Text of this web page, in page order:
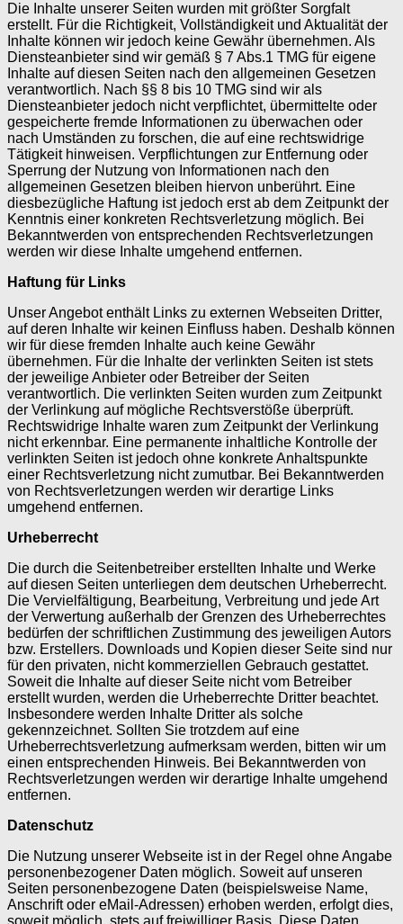
Die Inhalte unserer Seiten wurden mit größter Sorgfalt
erstellt. Für die Richtigkeit, Vollständigkeit und Aktualität der
Inhalte können wir jedoch keine Gewähr übernehmen. Als
Diensteanbieter sind wir gemäß § 7 Abs.1 TMG für eigene
Inhalte auf diesen Seiten nach den allgemeinen Gesetzen
verantwortlich. Nach §§ 8 bis 10 TMG sind wir als
Diensteanbieter jedoch nicht verpflichtet, übermittelte oder
gespeicherte fremde Informationen zu überwachen oder
nach Umständen zu forschen, die auf eine rechtswidrige
Tätigkeit hinweisen. Verpflichtungen zur Entfernung oder
Sperrung der Nutzung von Informationen nach den
allgemeinen Gesetzen bleiben hiervon unberührt. Eine
diesbezügliche Haftung ist jedoch erst ab dem Zeitpunkt der
Kenntnis einer konkreten Rechtsverletzung möglich. Bei
Bekanntwerden von entsprechenden Rechtsverletzungen
werden wir diese Inhalte umgehend entfernen.
Haftung für Links
Unser Angebot enthält Links zu externen Webseiten Dritter,
auf deren Inhalte wir keinen Einfluss haben. Deshalb können
wir für diese fremden Inhalte auch keine Gewähr
übernehmen. Für die Inhalte der verlinkten Seiten ist stets
der jeweilige Anbieter oder Betreiber der Seiten
verantwortlich. Die verlinkten Seiten wurden zum Zeitpunkt
der Verlinkung auf mögliche Rechtsverstöße überprüft.
Rechtswidrige Inhalte waren zum Zeitpunkt der Verlinkung
nicht erkennbar. Eine permanente inhaltliche Kontrolle der
verlinkten Seiten ist jedoch ohne konkrete Anhaltspunkte
einer Rechtsverletzung nicht zumutbar. Bei Bekanntwerden
von Rechtsverletzungen werden wir derartige Links
umgehend entfernen.
Urheberrecht
Die durch die Seitenbetreiber erstellten Inhalte und Werke
auf diesen Seiten unterliegen dem deutschen Urheberrecht.
Die Vervielfältigung, Bearbeitung, Verbreitung und jede Art
der Verwertung außerhalb der Grenzen des Urheberrechtes
bedürfen der schriftlichen Zustimmung des jeweiligen Autors
bzw. Erstellers. Downloads und Kopien dieser Seite sind nur
für den privaten, nicht kommerziellen Gebrauch gestattet.
Soweit die Inhalte auf dieser Seite nicht vom Betreiber
erstellt wurden, werden die Urheberrechte Dritter beachtet.
Insbesondere werden Inhalte Dritter als solche
gekennzeichnet. Sollten Sie trotzdem auf eine
Urheberrechtsverletzung aufmerksam werden, bitten wir um
einen entsprechenden Hinweis. Bei Bekanntwerden von
Rechtsverletzungen werden wir derartige Inhalte umgehend
entfernen.
Datenschutz
Die Nutzung unserer Webseite ist in der Regel ohne Angabe
personenbezogener Daten möglich. Soweit auf unseren
Seiten personenbezogene Daten (beispielsweise Name,
Anschrift oder eMail-Adressen) erhoben werden, erfolgt dies,